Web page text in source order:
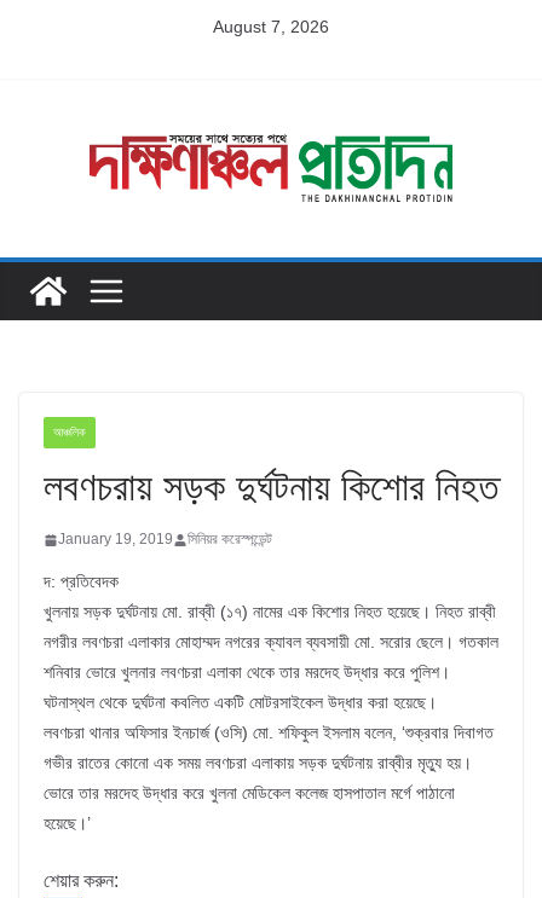
August 7, 2026
আঞ্চলিক
লবণচরায় সড়ক দুর্ঘটনায় কিশোর নিহত
January 19, 2019 সিনিয়র করেস্পন্ডেন্ট
দ: প্রতিবেদক
খুলনায় সড়ক দুর্ঘটনায় মো. রাব্বী (১৭) নামের এক কিশোর নিহত হয়েছে। নিহত রাব্বী
নগরীর লবণচরা এলাকার মোহাম্মদ নগরের ক্যাবল ব্যবসায়ী মো. সরোর ছেলে। গতকাল
শনিবার ভোরে খুলনার লবণচরা এলাকা থেকে তার মরদেহ উদ্ধার করে পুলিশ।
ঘটনাস্থল থেকে দুর্ঘটনা কবলিত একটি মোটরসাইকেল উদ্ধার করা হয়েছে।
লবণচরা থানার অফিসার ইনচার্জ (ওসি) মো. শফিকুল ইসলাম বলেন, ‘শুক্রবার দিবাগত
গভীর রাতের কোনো এক সময় লবণচরা এলাকায় সড়ক দুর্ঘটনায় রাব্বীর মৃত্যু হয়।
ভোরে তার মরদেহ উদ্ধার করে খুলনা মেডিকেল কলেজ হাসপাতাল মর্গে পাঠানো
হয়েছে।’
শেয়ার করুন: